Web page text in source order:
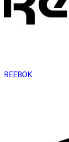
REEBOK